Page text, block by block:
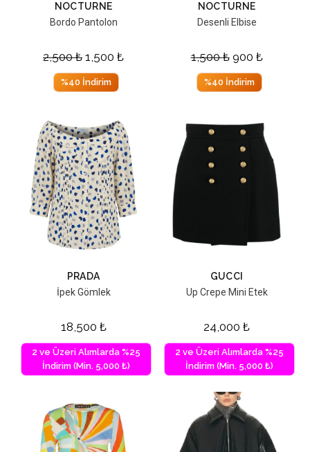
NOCTURNE
Bordo Pantolon
2,500₺ 1,500 ₺
%40 İndirim
NOCTURNE
Desenli Elbise
1,500₺ 900 ₺
%40 İndirim
PRADA
İpek Gömlek
18,500 ₺
2 ve Üzeri Alımlarda %25
İndirim (Min. 5,000 ₺)
GUCCI
Up Crepe Mini Etek
24,000 ₺
2 ve Üzeri Alımlarda %25
İndirim (Min. 5,000 ₺)